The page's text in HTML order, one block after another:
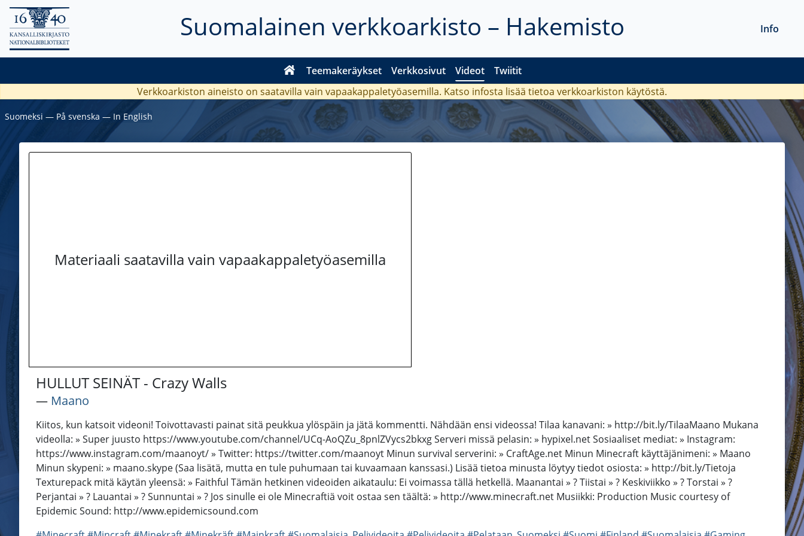
Suomalainen verkkoarkisto – Hakemisto
Teemakeräykset Verkkosivut Videot Twiitit
Info
Verkkoarkiston aineisto on saatavilla vain vapaakappaletyöasemilla. Katso infosta lisää tietoa verkkoarkiston käytöstä.
Suomeksi ― På svenska ― In English
Materiaali saatavilla vain vapaakappaletyöasemilla
HULLUT SEINÄT - Crazy Walls
― Maano
Kiitos, kun katsoit videoni! Toivottavasti painat sitä peukkua ylöspäin ja jätä kommentti. Nähdään ensi videossa! Tilaa kanavani: » http://bit.ly/TilaaMaano Mukana
videolla: » Super juusto https://www.youtube.com/channel/UCq-AoQZu_8pnlZVycs2bkxg Serveri missä pelasin: » hypixel.net Sosiaaliset mediat: » Instagram:
https://www.instagram.com/maanoyt/ » Twitter: https://twitter.com/maanoyt Minun survival serverini: » CraftAge.net Minun Minecraft käyttäjänimeni: » Maano
Minun skypeni: » maano.skype (Saa lisätä, mutta en tule puhumaan tai kuvaamaan kanssasi.) Lisää tietoa minusta löytyy tiedot osiosta: » http://bit.ly/Tietoja
Texturepack mitä käytän yleensä: » Faithful Tämän hetkinen videoiden aikataulu: Ei voimassa tällä hetkellä. Maanantai » ? Tiistai » ? Keskiviikko » ? Torstai » ?
Perjantai » ? Lauantai » ? Sunnuntai » ? Jos sinulle ei ole Minecraftiä voit ostaa sen täältä: » http://www.minecraft.net Musiikki: Production Music courtesy of
Epidemic Sound: http://www.epidemicsound.com